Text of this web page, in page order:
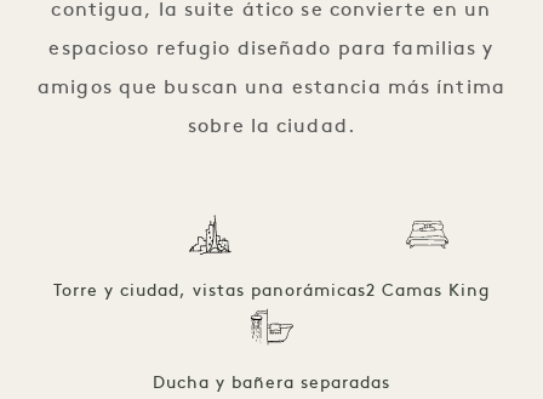
contigua, la suite ático se convierte en un
espacioso refugio diseñado para familias y
amigos que buscan una estancia más íntima
sobre la ciudad.
Torre y ciudad, vistas panorámicas2 Camas King
Ducha y bañera separadas